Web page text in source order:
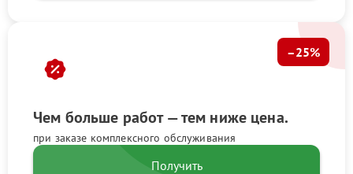
Чем больше работ — тем ниже цена.
при заказе комплексного обслуживания
–25%
Получить